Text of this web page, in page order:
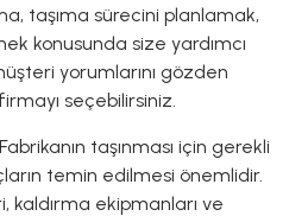
taşıma sürecini planlamak,
konusunda size yardımcı
yorumlarını gözden
seçebilirsiniz.
Fabrikanın taşınması için gerekli
temin edilmesi önemlidir.
ekipmanları ve